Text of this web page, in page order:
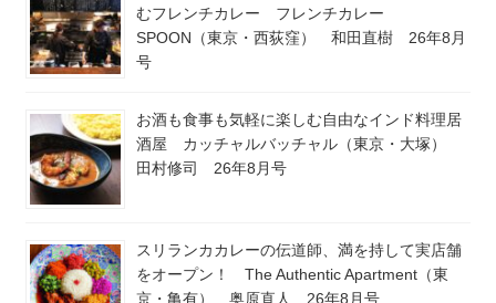
むフレンチカレー フレンチカレー
SPOON（東京・西荻窪） 和田直樹 26年8月
号
お酒も食事も気軽に楽しむ自由なインド料理居
酒屋 カッチャルバッチャル（東京・大塚）
田村修司 26年8月号
スリランカカレーの伝道師、満を持して実店舗
をオープン！ The Authentic Apartment（東
京・亀有） 奥原直人 26年8月号